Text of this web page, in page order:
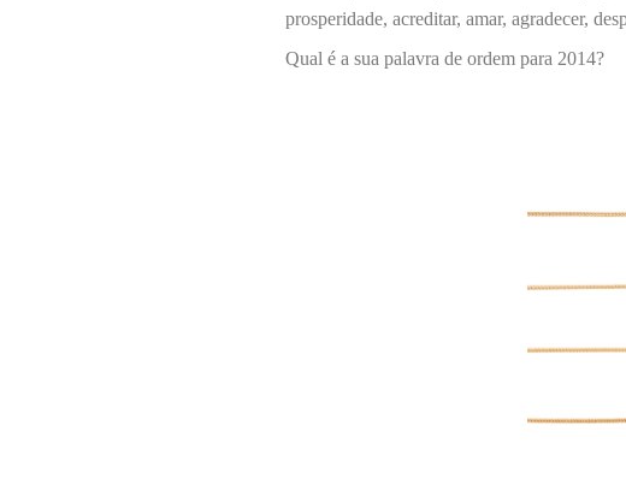
prosperidade, acreditar, amar, agradecer,
Qual é a sua palavra de ordem para 2014?